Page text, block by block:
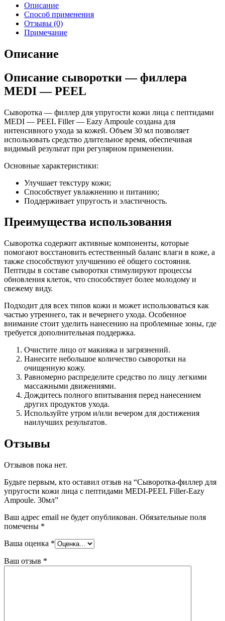
Описание
Способ применения
Отзывы (0)
Примечание
Описание
Описание сыворотки — филлера
MEDI — PEEL
Сыворотка — филлер для упругости кожи лица с пептидами
MEDI — PEEL Filler — Eazy Ampoule создана для
интенсивного ухода за кожей. Объем 30 мл позволяет
использовать средство длительное время, обеспечивая
видимый результат при регулярном применении.
Основные характеристики:
Улучшает текстуру кожи;
Способствует увлажнению и питанию;
Поддерживает упругость и эластичность.
Преимущества использования
Сыворотка содержит активные компоненты, которые
помогают восстановить естественный баланс влаги в коже, а
также способствуют улучшению её общего состояния.
Пептиды в составе сыворотки стимулируют процессы
обновления клеток, что способствует более молодому и
свежему виду.
Подходит для всех типов кожи и может использоваться как
частью утреннего, так и вечернего ухода. Особенное
внимание стоит уделить нанесению на проблемные зоны, где
требуется дополнительная поддержка.
Очистите лицо от макияжа и загрязнений.
Нанесите небольшое количество сыворотки на
очищенную кожу.
Равномерно распределите средство по лицу легкими
массажными движениями.
Дождитесь полного впитывания перед нанесением
других продуктов ухода.
Используйте утром и/или вечером для достижения
наилучших результатов.
Отзывы
Отзывов пока нет.
Будьте первым, кто оставил отзыв на “Сыворотка-филлер для
упругости кожи лица с пептидами MEDI-PEEL Filler-Eazy
Ampoule. 30мл”
Ваш адрес email не будет опубликован. Обязательные поля
помечены *
Ваша оценка *
Ваш отзыв *